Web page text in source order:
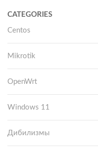
CATEGORIES
Centos
Mikrotik
OpenWrt
Windows 11
Дибилизмы